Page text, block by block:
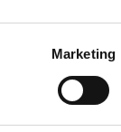
Marketing